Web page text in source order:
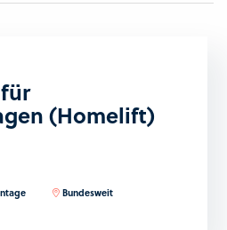
(Homelift)
Bundesweit